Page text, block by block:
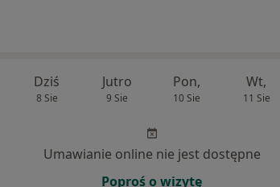
Dziś
8 Sie
Jutro
9 Sie
Pon,
10 Sie
Wt,
11 Sie
Umawianie online nie jest dostępne
Poproś o wizytę